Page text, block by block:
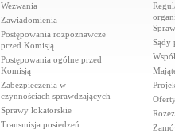
Wezwania
Zawiadomienia
Postępowania rozpoznawcze
przed Komisją
Postępowania ogólne przed
Komisją
Zabezpieczenia w
czynnościach sprawdzających
Sprawy lokatorskie
Transmisja posiedzeń
Sądy